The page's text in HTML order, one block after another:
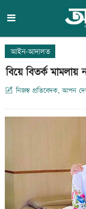
আইন-আদালত
বিয়ে বিতর্ক মামলায়
নিজস্ব প্রতিবেদক, আপন